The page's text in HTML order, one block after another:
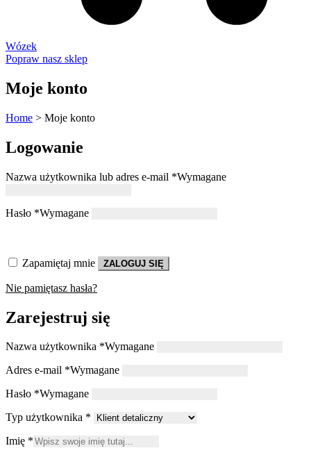
Wózek
Popraw nasz sklep
Moje konto
Home > Moje konto
Logowanie
Nazwa użytkownika lub adres e-mail *Wymagane
Hasło *Wymagane
Zapamiętaj mnie ZALOGUJ SIĘ
Nie pamiętasz hasła?
Zarejestruj się
Nazwa użytkownika *Wymagane
Adres e-mail *Wymagane
Hasło *Wymagane
Typ użytkownika *
Imię *